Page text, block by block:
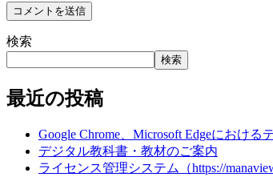
検索
検索
最近の投稿
Google Chrome、Microsoft Edgeにおけ
デジタル教科書・教材のご案内
ライセンス管理システム（https://